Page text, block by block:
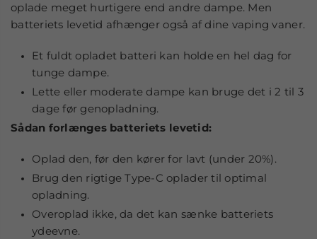
oplade meget hurtigere end andre dampe. Men
batteriets levetid afhænger også af dine vaping vaner.
Et fuldt opladet batteri kan holde en hel dag for
tunge dampe.
Lette eller moderate dampe kan bruge det i 2 til 3
dage før genopladning.
Sådan forlænges batteriets levetid:
Oplad den, før den kører for lavt (under 20%).
Brug den rigtige Type-C oplader til optimal
opladning.
Overoplad ikke, da det kan sænke batteriets
ydeevne.